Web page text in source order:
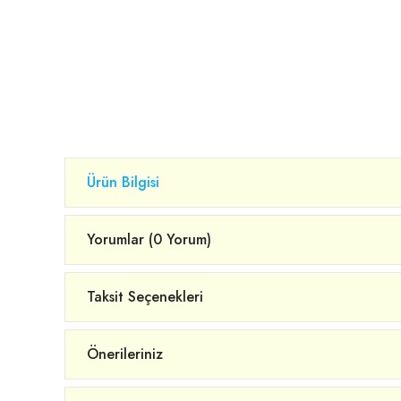
Ürün Bilgisi
Yorumlar (0 Yorum)
Taksit Seçenekleri
Önerileriniz